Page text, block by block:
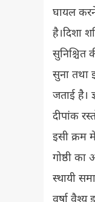
घायल
है।दिशा
सुनिश्चित
सुना तथा
जताई है।
दीपांक
इसी क्रम
गोष्ठी
स्थायी